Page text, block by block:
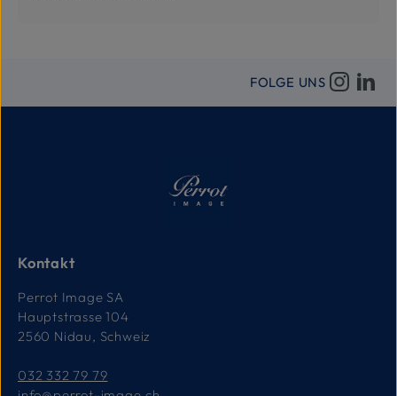
FOLGE UNS
Kontakt
Perrot Image SA
Hauptstrasse 104
2560 Nidau, Schweiz
032 332 79 79